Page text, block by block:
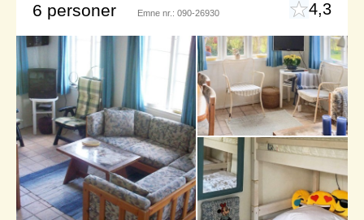
6 personer Emne nr.: 090-26930 4,3